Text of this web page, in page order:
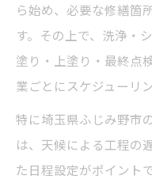
ら始め、必要な修繕箇
す。その上で、洗浄・
塗り・上塗り・最終点
業ごとにスケジューリ
特に埼玉県ふじみ野市
は、天候による工程の
た日程設定がポイント